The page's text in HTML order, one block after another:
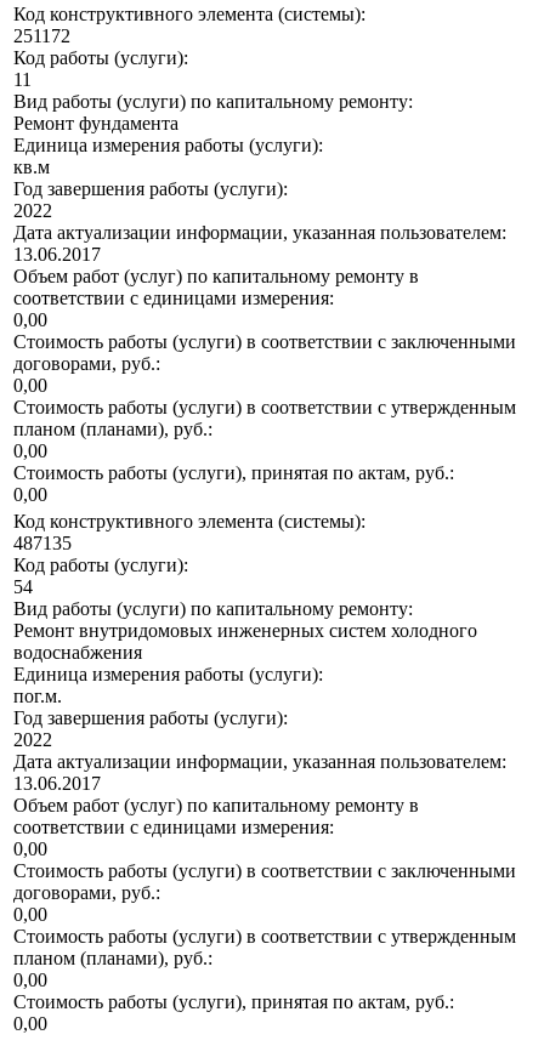
Код конструктивного элемента (системы):
251172
Код работы (услуги):
11
Вид работы (услуги) по капитальному ремонту:
Ремонт фундамента
Единица измерения работы (услуги):
кв.м
Год завершения работы (услуги):
2022
Дата актуализации информации, указанная пользователем:
13.06.2017
Объем работ (услуг) по капитальному ремонту в
соответствии с единицами измерения:
0,00
Стоимость работы (услуги) в соответствии с заключенными
договорами, руб.:
0,00
Стоимость работы (услуги) в соответствии с утвержденным
планом (планами), руб.:
0,00
Стоимость работы (услуги), принятая по актам, руб.:
0,00
Код конструктивного элемента (системы):
487135
Код работы (услуги):
54
Вид работы (услуги) по капитальному ремонту:
Ремонт внутридомовых инженерных систем холодного
водоснабжения
Единица измерения работы (услуги):
пог.м.
Год завершения работы (услуги):
2022
Дата актуализации информации, указанная пользователем:
13.06.2017
Объем работ (услуг) по капитальному ремонту в
соответствии с единицами измерения:
0,00
Стоимость работы (услуги) в соответствии с заключенными
договорами, руб.:
0,00
Стоимость работы (услуги) в соответствии с утвержденным
планом (планами), руб.:
0,00
Стоимость работы (услуги), принятая по актам, руб.:
0,00